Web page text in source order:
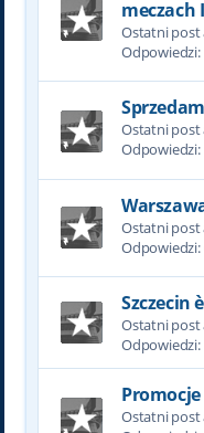
meczach
Ostatni post
Odpowiedzi:
Ostatni post
Odpowiedzi:
Ostatni post
Odpowiedzi:
Szczecin
Ostatni post
Odpowiedzi:
Ostatni post